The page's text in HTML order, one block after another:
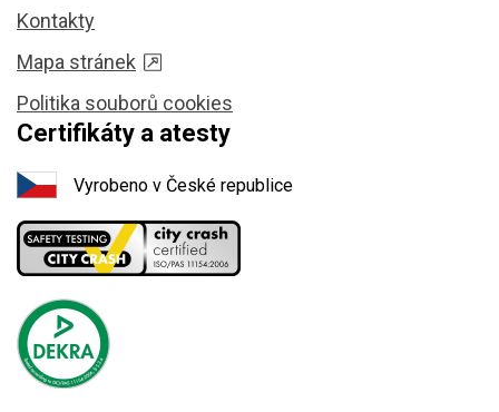
Kontakty
Mapa stránek
Politika souborů cookies
Certifikáty a atesty
Vyrobeno v České republice